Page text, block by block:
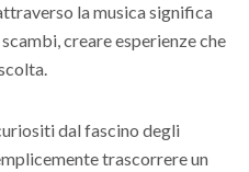
la musica significa
creare esperienze che
dal fascino degli
trascorrere un